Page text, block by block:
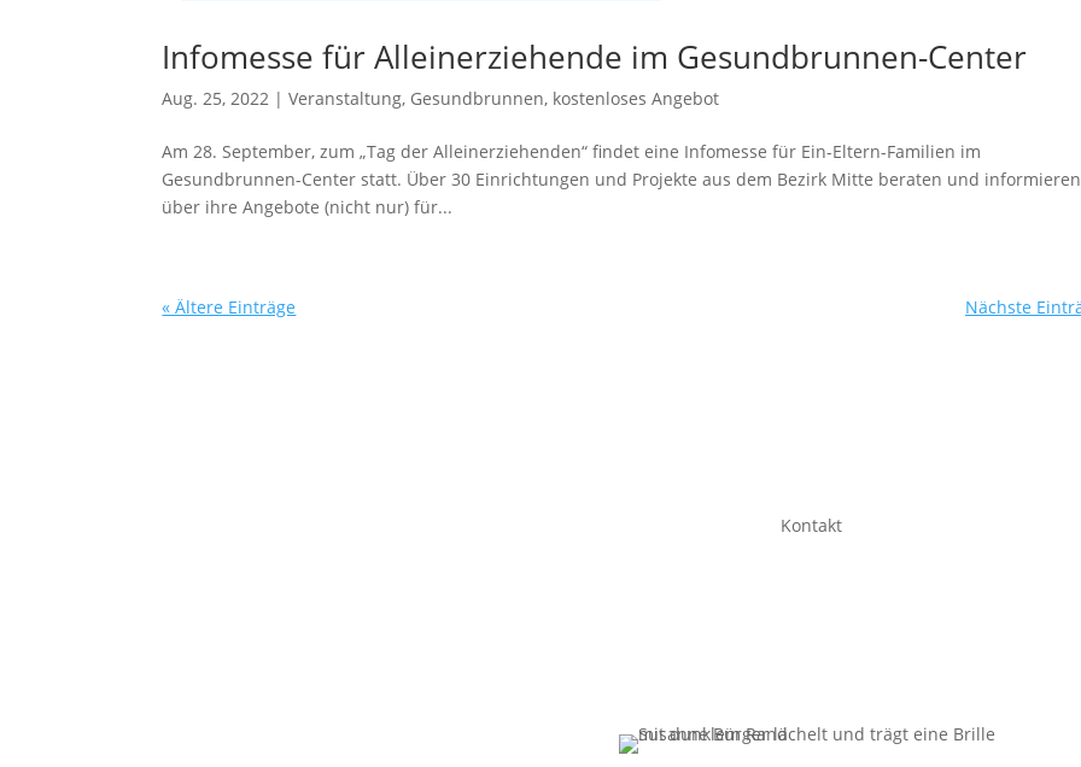
Infomesse für Alleinerziehende im Gesundbrunnen-Center
Aug. 25, 2022 |Veranstaltung, Gesundbrunnen, kostenloses Angebot
Am 28. September, zum „Tag der Alleinerziehenden“ findet eine Infomesse für Ein-Eltern-Familien im
Gesundbrunnen-Center statt. Über 30 Einrichtungen und Projekte aus dem Bezirk Mitte beraten und informieren
über ihre Angebote (nicht nur) für...
« Ältere Einträge Nächste
Kontakt